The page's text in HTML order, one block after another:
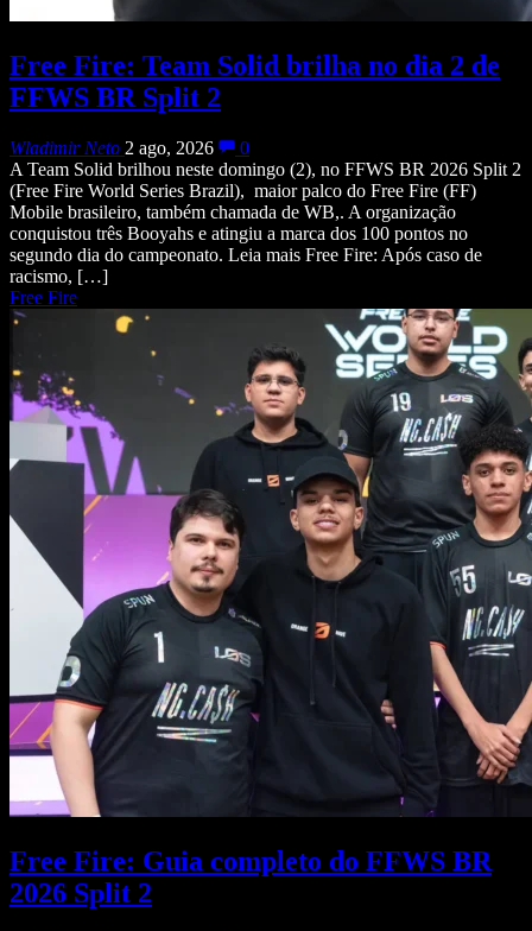
Free Fire: Team Solid brilha no dia 2 de
FFWS BR Split 2
Wladimir Neto 2 ago, 2026
0
A Team Solid brilhou neste domingo (2), no FFWS BR 2026 Split 2
(Free Fire World Series Brazil), maior palco do Free Fire (FF)
Mobile brasileiro, também chamada de WB,. A organização
conquistou três Booyahs e atingiu a marca dos 100 pontos no
segundo dia do campeonato. Leia mais Free Fire: Após caso de
racismo, […]
Free Fire
Free Fire: Guia completo do FFWS BR
2026 Split 2